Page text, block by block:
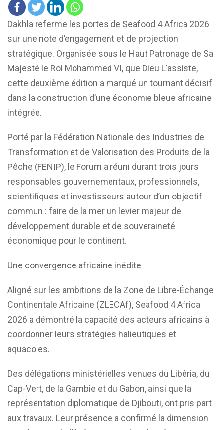
Dakhla referme les portes de Seafood 4 Africa 2026
sur une note d’engagement et de projection
stratégique. Organisée sous le Haut Patronage de Sa
Majesté le Roi Mohammed VI, que Dieu L’assiste,
cette deuxième édition a marqué un tournant décisif
dans la construction d’une économie bleue africaine
intégrée.
Porté par la Fédération Nationale des Industries de
Transformation et de Valorisation des Produits de la
Pêche (FENIP), le Forum a réuni durant trois jours
responsables gouvernementaux, professionnels,
scientifiques et investisseurs autour d’un objectif
commun : faire de la mer un levier majeur de
développement durable et de souveraineté
économique pour le continent.
Une convergence africaine inédite
Aligné sur les ambitions de la Zone de Libre-Échange
Continentale Africaine (ZLECAf), Seafood 4 Africa
2026 a démontré la capacité des acteurs africains à
coordonner leurs stratégies halieutiques et
aquacoles.
Des délégations ministérielles venues du Libéria, du
Cap-Vert, de la Gambie et du Gabon, ainsi que la
représentation diplomatique de Djibouti, ont pris part
aux travaux. Leur présence a confirmé la dimension